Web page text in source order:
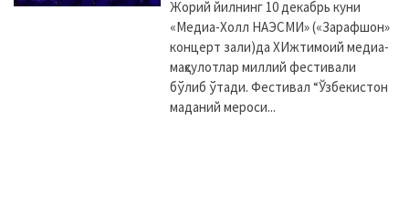
Жорий йилнинг 10 декабрь куни
«Медиа-Холл НАЭСМИ» («Зарафшон»
концерт зали)да XИжтимоий медиа-
маҳсулотлар миллий фестивали
бўлиб ўтади. Фестивал “Ўзбекистон
маданий мероси...